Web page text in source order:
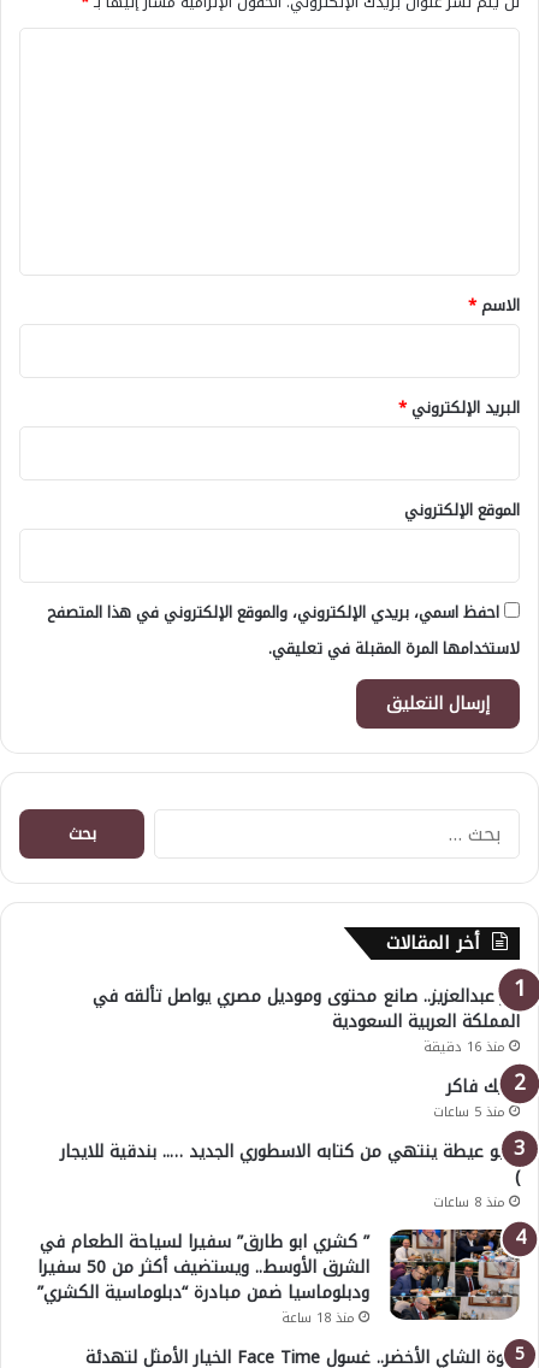
*
الاسم*
البريد الإلكتروني*
الموقع الإلكتروني
احفظ اسمي، بريدي الإلكتروني، والموقع الإلكتروني في هذا المتصفح
لاستخدامها المرة المقبلة في تعليقي.
البحث
عن:
أخر المقالات
بدر عبدالعزيز.. صانع محتوى وموديل مصري يواصل تألقه في
المملكة العربية السعودية
منذ 16 دقيقة
خليك فاكر
منذ 5 ساعات
( أبو عيطة ينتهي من كتابه الاسطوري الجديد ….. بندقية للايجار
)
منذ 8 ساعات
” كشري ابو طارق” سفيرا لسياحة الطعام في
الشرق الأوسط.. ويستضيف أكثر من 50 سفيرا
ودبلوماسيا ضمن مبادرة “دبلوماسية الكشري”
منذ 18 ساعة
قوة الشاي الأخضر.. غسول Face Time الخيار الأمثل لتهدئة